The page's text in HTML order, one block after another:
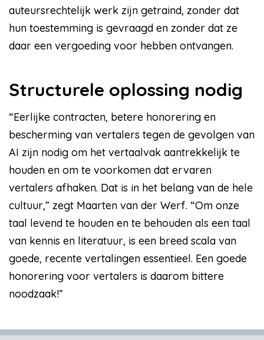
auteursrechtelijk werk zijn getraind, zonder dat
hun toestemming is gevraagd en zonder dat ze
daar een vergoeding voor hebben ontvangen.
Structurele oplossing nodig
“Eerlijke contracten, betere honorering en
bescherming van vertalers tegen de gevolgen van
AI zijn nodig om het vertaalvak aantrekkelijk te
houden en om te voorkomen dat ervaren
vertalers afhaken. Dat is in het belang van de hele
cultuur,” zegt Maarten van der Werf. “Om onze
taal levend te houden en te behouden als een taal
van kennis en literatuur, is een breed scala van
goede, recente vertalingen essentieel. Een goede
honorering voor vertalers is daarom bittere
noodzaak!”